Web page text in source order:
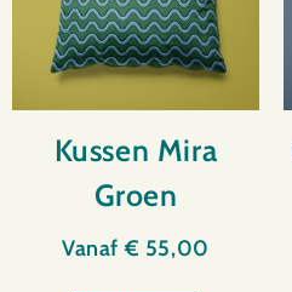
Kussen Mira
Groen
Vanaf€ 55,00